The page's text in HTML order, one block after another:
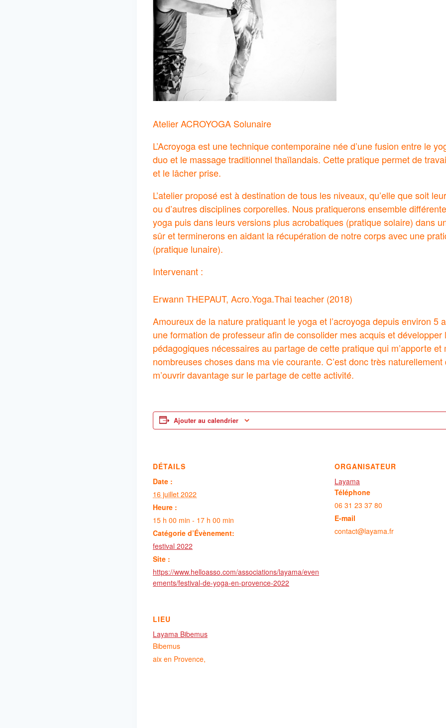
Atelier ACROYOGA Solunaire
L’Acroyoga est une technique contemporaine née d’une fusion entre le
duo et le massage traditionnel thaïlandais. Cette pratique permet de
et le lâcher prise.
L’atelier proposé est à destination de tous les niveaux, qu’elle que soit
ou d’autres disciplines corporelles. Nous pratiquerons ensemble
yoga puis dans leurs versions plus acrobatiques (pratique solaire) dans
sûr et terminerons en aidant la récupération de notre corps avec une
(pratique lunaire).
Intervenant :
Erwann THEPAUT, Acro.Yoga.Thai teacher (2018)
Amoureux de la nature pratiquant le yoga et l’acroyogadepuis environ 5
une formation de professeur afin de consolider mes acquis et développer
pédagogiques nécessaires au partage de cette pratique qui m’apporte et
nombreuses choses dans ma vie courante. C’est donc très naturellement
m’ouvrir davantage sur le partage de cette activité.
Ajouter au calendrier
DÉTAILS
Date :
16 juillet 2022
Heure :
15 h 00 min - 17 h 00 min
Catégorie d’Évènement:
festival 2022
Site :
https://www.helloasso.com/associations/layama/even
ements/festival-de-yoga-en-provence-2022
ORGANISATEUR
Layama
Téléphone
06 31 23 37 80
E-mail
contact@layama.fr
LIEU
Layama Bibemus
Bibemus
aix en Provence,